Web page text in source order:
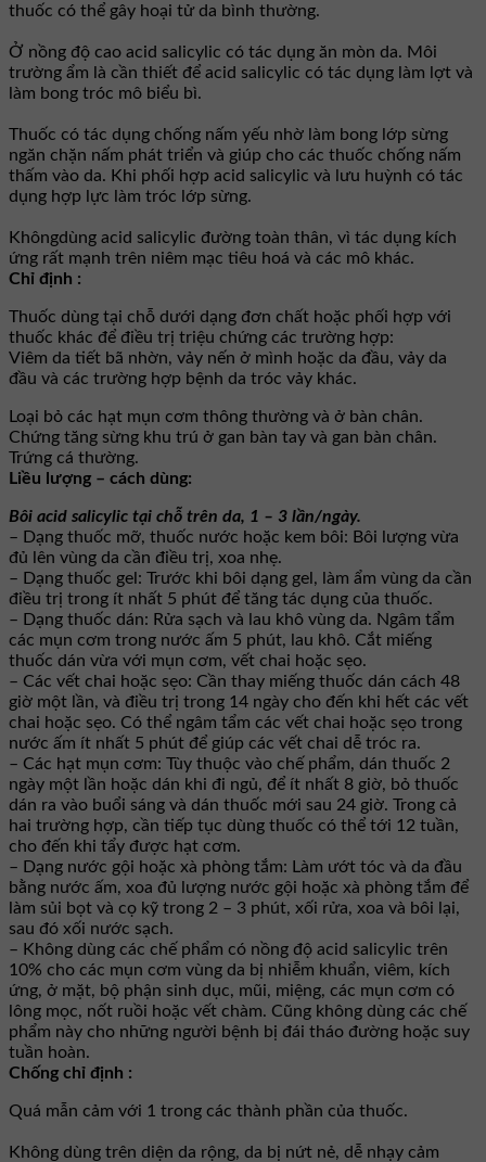
thuốc có thể gây hoại tử da bình thường.
Ở nồng độ cao acid salicylic có tác dụng ăn mòn da. Môi
trường ẩm là cần thiết để acid salicylic có tác dụng làm lợt và
làm bong tróc mô biểu bì.
Thuốc có tác dụng chống nấm yếu nhờ làm bong lớp sừng
ngăn chặn nấm phát triển và giúp cho các thuốc chống nấm
thấm vào da. Khi phối hợp acid salicylic và lưu huỳnh có tác
dụng hợp lực làm tróc lớp sừng.
Khôngdùng acid salicylic đường toàn thân, vì tác dụng kích
ứng rất mạnh trên niêm mạc tiêu hoá và các mô khác.
Chỉ định :
Thuốc dùng tại chỗ dưới dạng đơn chất hoặc phối hợp với
thuốc khác để điều trị triệu chứng các trường hợp:
Viêm da tiết bã nhờn, vảy nến ở mình hoặc da đầu, vảy da
đầu và các trường hợp bệnh da tróc vảy khác.
Loại bỏ các hạt mụn cơm thông thường và ở bàn chân.
Chứng tăng sừng khu trú ở gan bàn tay và gan bàn chân.
Trứng cá thường.
Liều lượng – cách dùng:
Bôi acid salicylic tại chỗ trên da, 1 – 3 lần/ngày.
– Dạng thuốc mỡ, thuốc nước hoặc kem bôi: Bôi lượng vừa
đủ lên vùng da cần điều trị, xoa nhẹ.
– Dạng thuốc gel: Trước khi bôi dạng gel, làm ẩm vùng da cần
điều trị trong ít nhất 5 phút để tăng tác dụng của thuốc.
– Dạng thuốc dán: Rửa sạch và lau khô vùng da. Ngâm tẩm
các mụn cơm trong nước ấm 5 phút, lau khô. Cắt miếng
thuốc dán vừa với mụn cơm, vết chai hoặc sẹo.
– Các vết chai hoặc sẹo: Cần thay miếng thuốc dán cách 48
giờ một lần, và điều trị trong 14 ngày cho đến khi hết các vết
chai hoặc sẹo. Có thể ngâm tẩm các vết chai hoặc sẹo trong
nước ấm ít nhất 5 phút để giúp các vết chai dễ tróc ra.
– Các hạt mụn cơm: Tùy thuộc vào chế phẩm, dán thuốc 2
ngày một lần hoặc dán khi đi ngủ, để ít nhất 8 giờ, bỏ thuốc
dán ra vào buổi sáng và dán thuốc mới sau 24 giờ. Trong cả
hai trường hợp, cần tiếp tục dùng thuốc có thể tới 12 tuần,
cho đến khi tẩy được hạt cơm.
– Dạng nước gội hoặc xà phòng tắm: Làm ướt tóc và da đầu
bằng nước ấm, xoa đủ lượng nước gội hoặc xà phòng tắm để
làm sủi bọt và cọ kỹ trong 2 – 3 phút, xối rửa, xoa và bôi lại,
sau đó xối nước sạch.
– Không dùng các chế phẩm có nồng độ acid salicylic trên
10% cho các mụn cơm vùng da bị nhiễm khuẩn, viêm, kích
ứng, ở mặt, bộ phận sinh dục, mũi, miệng, các mụn cơm có
lông mọc, nốt ruồi hoặc vết chàm. Cũng không dùng các chế
phẩm này cho những người bệnh bị đái tháo đường hoặc suy
tuần hoàn.
Chống chỉ định :
Quá mẫn cảm với 1 trong các thành phần của thuốc.
Không dùng trên diện da rộng, da bị nứt nẻ, dễ nhạy cảm